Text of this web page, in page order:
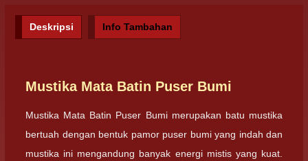
Deskripsi Info Tambahan
Mustika Mata Batin Puser Bumi
Mustika Mata Batin Puser Bumi merupakan batu mustika
bertuah dengan bentuk pamor puser bumi yang indah dan
mustika ini mengandung banyak energi mistis yang kuat.